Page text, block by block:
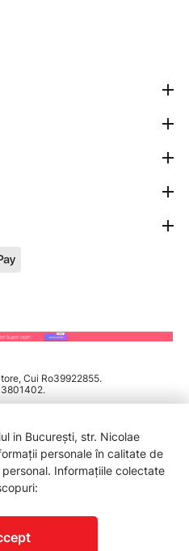
Cui Ro39922855.
in București, str. Nicolae
personale în calitate de
Informațiile colectate